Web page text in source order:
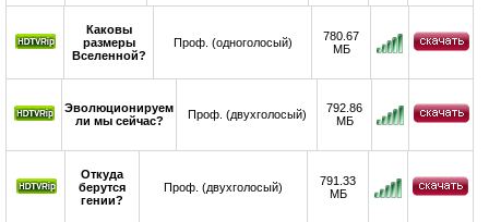
Каковы
размеры
Вселенной?
Проф. (одноголосый)
780.67
МБ
Эволюционируем
ли мы сейчас?
Проф. (двухголосый)
792.86
МБ
Откуда
берутся
гении?
Проф. (двухголосый)
791.33
МБ